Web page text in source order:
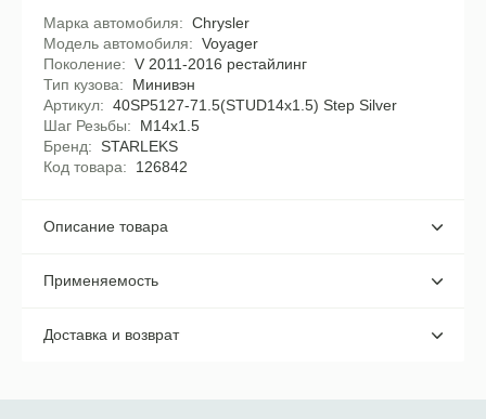
Марка автомобиля
Chrysler
Модель автомобиля
Voyager
Поколение
V 2011-2016 рестайлинг
Тип кузова
Минивэн
Артикул
40SP5127-71.5(STUD14x1.5) Step Silver
Шаг Резьбы
M14x1.5
Бренд
STARLEKS
Код товара
126842
Описание товара
Применяемость
Доставка и возврат